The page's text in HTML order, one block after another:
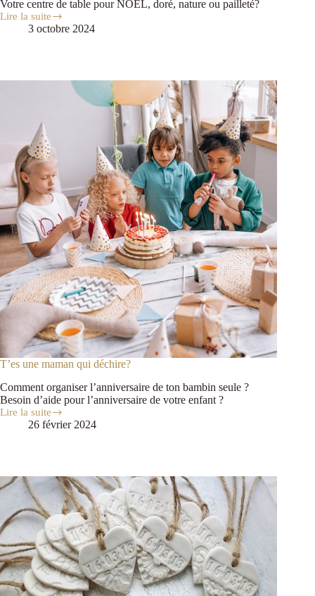
Votre centre de table pour NOËL, doré, nature ou pailleté?
Lire la suite
3 octobre 2024
T’es une maman qui déchire?
Comment organiser l’anniversaire de ton bambin seule ?
Besoin d’aide pour l’anniversaire de votre enfant ?
Lire la suite
26 février 2024